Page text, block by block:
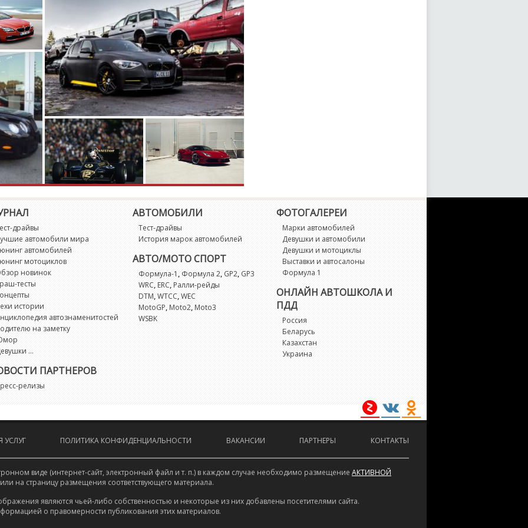
драйвы
автомобили мира
автомобилей
мотоциклов
новинок
тесты
истории
автознаменитостей
на заметку
...
ПАРТНЕРОВ
релизы
АВТОМОБИЛИ
Тест-драйвы
История марок автомобилей
АВТО/МОТО СПОРТ
Формула-1 , Формула 2, GP2, GP3
WRC,ERC,Ралли-рейды
DTM,WTCC,WEC
MotoGP,Moto2,Moto3
WSBK
ФОТОГАЛЕРЕИ
Марки автомобилей
Девушки и автомобили
Девушки и мотоциклы
Выставки и автосалоны
Формула 1
ОНЛАЙН АВТОШКОЛА И
ПДД
Россия
Беларусь
Казахстан
Украина
УСЛУГ ПОЛИТИКА КОНФИДЕНЦИАЛЬНОСТИ ВАКАНСИИ ПАРТНЕРЫ КОНТАКТЫ
виде (интернет-сайт, электронный файл и т. п.) в каждом случае необходимо размещение АКТИВНОЙ
на страницу размещения соответствующего материала.
являются чьей-либо собственностью и некоторые из них добавлены посетителями сайта.
о правомерности публикования этих материалов.